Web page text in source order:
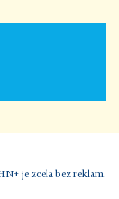
je zcela bez reklam.